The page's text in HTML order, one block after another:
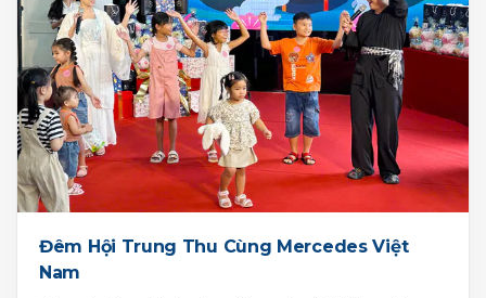
Đêm Hội Trung Thu Cùng Mercedes Việt
Nam